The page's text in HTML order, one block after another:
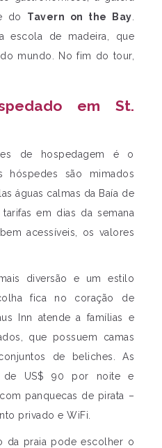
do Tavern on the Bay
escola de madeira, que
mundo. No fim do tour,
em St.
de hospedagem é o
hóspedes são mimados
águas calmas da Baía de
em dias da semana
acessíveis, os valores
diversão e um estilo
fica no coração de
Inn atende a famílias e
que possuem camas
de beliches. As
de US$ 90 por noite e
panquecas de pirata –
privado e WiFi.
da praia pode escolher o